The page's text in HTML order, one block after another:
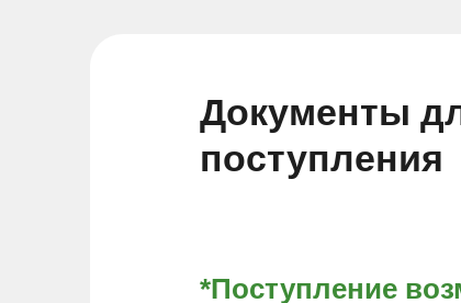
Документы
поступления
*Поступление